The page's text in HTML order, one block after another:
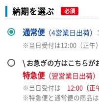
納期を選ぶ 必須
通常便（4営業日出荷）
※当日受付は12:00（正午
\ お急ぎの方はこちらが
特急便（翌営業日出荷）
※当日受付は 12:00（正
※特急便と通常便の商品